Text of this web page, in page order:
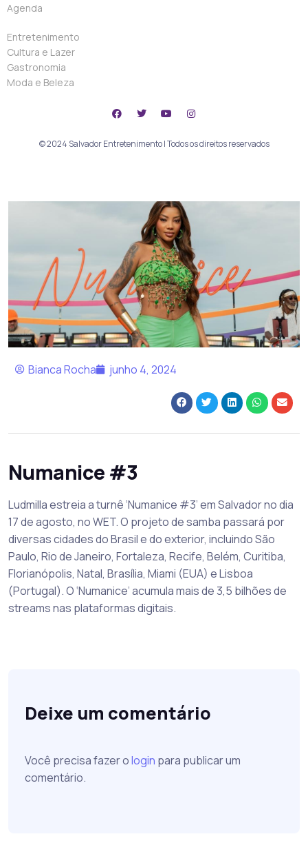
Agenda
Entretenimento
Cultura e Lazer
Gastronomia
Moda e Beleza
© 2024 Salvador Entretenimento | Todos os direitos reservados
Bianca Rocha junho 4, 2024
Numanice #3
Ludmilla estreia a turnê ‘Numanice #3’ em Salvador no dia
17 de agosto, no WET. O projeto de samba passará por
diversas cidades do Brasil e do exterior, incluindo São
Paulo, Rio de Janeiro, Fortaleza, Recife, Belém, Curitiba,
Florianópolis, Natal, Brasília, Miami (EUA) e Lisboa
(Portugal). O ‘Numanice’ acumula mais de 3,5 bilhões de
streams nas plataformas digitais.
Deixe um comentário
Você precisa fazer ologin para publicar um
comentário.